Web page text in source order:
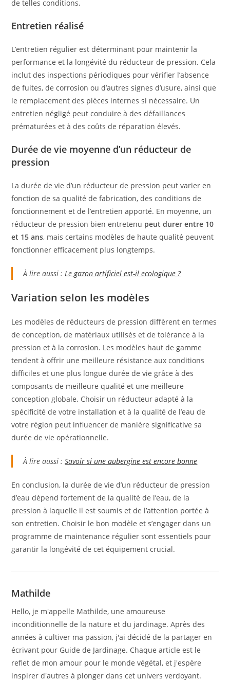
de telles conditions.
Entretien réalisé
L’entretien régulier est déterminant pour maintenir la
performance et la longévité du réducteur de pression. Cela
inclut des inspections périodiques pour vérifier l’absence
de fuites, de corrosion ou d’autres signes d’usure, ainsi que
le remplacement des pièces internes si nécessaire. Un
entretien négligé peut conduire à des défaillances
prématurées et à des coûts de réparation élevés.
Durée de vie moyenne d’un réducteur de
pression
La durée de vie d’un réducteur de pression peut varier en
fonction de sa qualité de fabrication, des conditions de
fonctionnement et de l’entretien apporté. En moyenne, un
réducteur de pression bien entretenu peut durer entre 10
et 15 ans, mais certains modèles de haute qualité peuvent
fonctionner efficacement plus longtemps.
À lire aussi : Le gazon artificiel est-il ecologique ?
Variation selon les modèles
Les modèles de réducteurs de pression diffèrent en termes
de conception, de matériaux utilisés et de tolérance à la
pression et à la corrosion. Les modèles haut de gamme
tendent à offrir une meilleure résistance aux conditions
difficiles et une plus longue durée de vie grâce à des
composants de meilleure qualité et une meilleure
conception globale. Choisir un réducteur adapté à la
spécificité de votre installation et à la qualité de l’eau de
votre région peut influencer de manière significative sa
durée de vie opérationnelle.
À lire aussi :Savoir si une aubergine est encore bonne
En conclusion, la durée de vie d’un réducteur de pression
d’eau dépend fortement de la qualité de l’eau, de la
pression à laquelle il est soumis et de l’attention portée à
son entretien. Choisir le bon modèle et s’engager dans un
programme de maintenance régulier sont essentiels pour
garantir la longévité de cet équipement crucial.
Mathilde
Hello, je m'appelle Mathilde, une amoureuse
inconditionnelle de la nature et du jardinage. Après des
années à cultiver ma passion, j'ai décidé de la partager en
écrivant pour Guide de Jardinage. Chaque article est le
reflet de mon amour pour le monde végétal, et j'espère
inspirer d'autres à plonger dans cet univers verdoyant.